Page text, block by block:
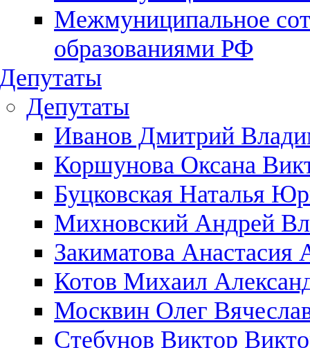
Межмуниципальное
образованиями РФ
Депутаты
Иванов Дмитрий
Коршунова Оксана
Буцковская Наталья
Михновский Андрей
Закиматова Анастасия
Котов Михаил
Москвин Олег
Стебунов Виктор